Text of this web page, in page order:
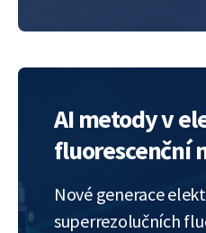
bude navržen
AI metody v
fluorescenční
Nové generace
superrezolučních